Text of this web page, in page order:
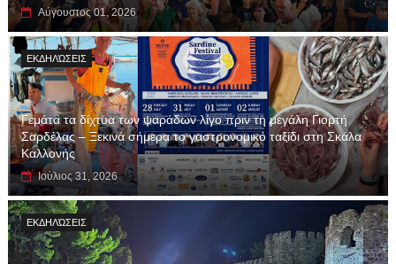
Αύγουστος 01, 2026
ΕΚΔΗΛΏΣΕΙΣ
Γεμάτα τα δίχτυα των ψαράδων λίγο πριν τη μεγάλη Γιορτή
Σαρδέλας – Ξεκινά σήμερα το γαστρονομικό ταξίδι στη Σκάλα
Καλλονής
Ιούλιος 31, 2026
ΕΚΔΗΛΏΣΕΙΣ